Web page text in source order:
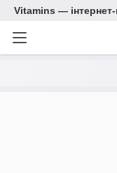
Vitamins — інтернет-